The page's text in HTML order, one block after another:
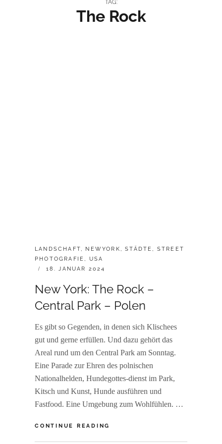
TAG:
The Rock
CATEGORIES:
LANDSCHAFT, NEWYORK,STÄDTE, STREET
PHOTOGRAFIE, USA
POSTED
18. JANUAR 2024
New York: The Rock –
Central Park – Polen
Es gibt so Gegenden, in denen sich Klischees
gut und gerne erfüllen. Und dazu gehört das
Areal rund um den Central Park am Sonntag.
Eine Parade zur Ehren des polnischen
Nationalhelden, Hundegottes-dienst im Park,
Kitsch und Kunst, Hunde ausführen und
Fastfood. Eine Umgebung zum Wohlfühlen. …
CONTINUE READING